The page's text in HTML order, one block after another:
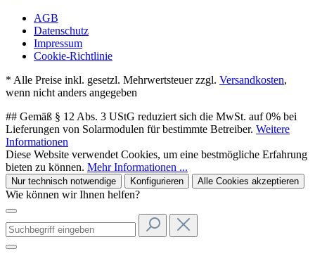
AGB
Datenschutz
Impressum
Cookie-Richtlinie
* Alle Preise inkl. gesetzl. Mehrwertsteuer zzgl. Versandkosten,
wenn nicht anders angegeben
## Gemäß § 12 Abs. 3 UStG reduziert sich die MwSt. auf 0% bei
Lieferungen von Solarmodulen für bestimmte Betreiber. Weitere
Informationen
Diese Website verwendet Cookies, um eine bestmögliche Erfahrung
bieten zu können. Mehr Informationen ...
Nur technisch notwendige Konfigurieren Alle Cookies akzeptieren
Wie können wir Ihnen helfen?